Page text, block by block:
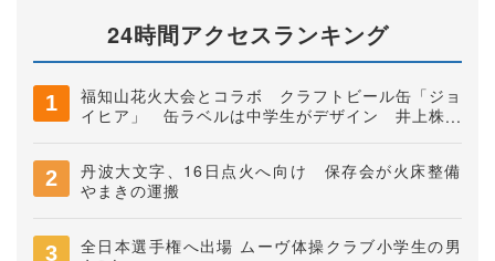
24時間アクセスランキング
福知山花火大会とコラボ クラフトビール缶「ジョ
イヒア」 缶ラベルは中学生がデザイン 井上株式
丹波大文字、16日点火へ向け 保存会が火床整備
やまきの運搬
全日本選手権へ出場 ムーヴ体操クラブ小学生の男